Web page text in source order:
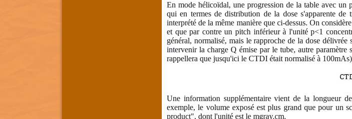
En mode hélicoïdal, une progression de la table avec
qui en termes de distribution de la dose s'apparente
interprété de la même manière que ci-dessus. On
et que par contre un pitch inférieur à l'unité p<1
général, normalisé, mais le rapproche de la dose
intervenir la charge Q émise par le tube, autre
rappellera que jusqu'ici le CTDI était normalisé à
Une information supplémentaire vient de la longueur
exemple, le volume exposé est plus grand que pour un
product", dont l'unité est le mgray.cm.